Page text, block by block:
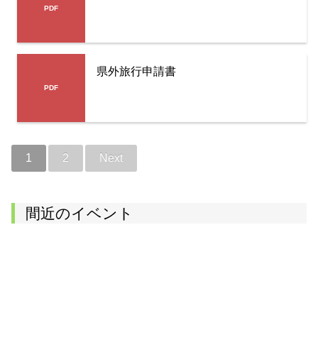
県外旅行申請書
1 2 Next
間近のイベント